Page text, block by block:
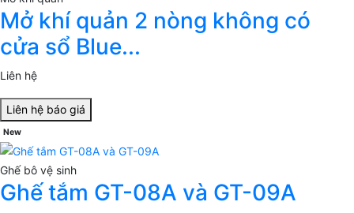
Mở khí quản 2 nòng không có
cửa sổ Blue...
Liên hệ
Liên hệ báo giá
New
Ghế bô vệ sinh
Ghế tắm GT-08A và GT-09A